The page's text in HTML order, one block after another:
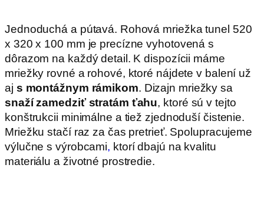
Jednoduchá a pútavá. Rohová mriežka tunel 520
x 320 x 100 mm je precízne vyhotovená s
dôrazom na každý detail. K dispozícii máme
mriežky rovné a rohové, ktoré nájdete v balení už
aj s montážnym rámikom. Dizajn mriežky sa
snaží zamedziť stratám ťahu, ktoré sú v tejto
konštrukcii minimálne a tiež zjednoduší čistenie.
Mriežku stačí raz za čas pretrieť. Spolupracujeme
výlučne s výrobcami, ktorí dbajú na kvalitu
materiálu a životné prostredie.